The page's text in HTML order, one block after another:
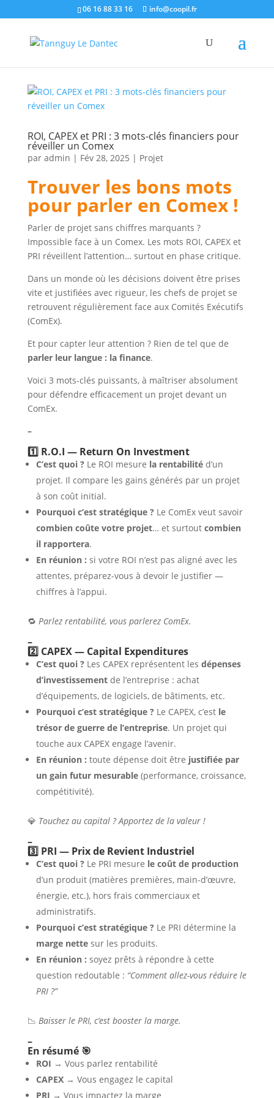
06 16 88 33 16 info@coopil.fr
ROI, CAPEX et PRI : 3 mots-clés financiers pour
réveiller un Comex
par admin | Fév 28, 2025 | Projet
Trouver les bons mots
pour parler en Comex !
Parler de projet sans chiffres marquants ?
Impossible face à un Comex. Les mots ROI, CAPEX et
PRI réveillent l’attention… surtout en phase critique.
Dans un monde où les décisions doivent être prises
vite et justifiées avec rigueur, les chefs de projet se
retrouvent régulièrement face aux Comités Exécutifs
(ComEx).
Et pour capter leur attention ? Rien de tel que de
parler leur langue : la finance.
Voici 3 mots-clés puissants, à maîtriser absolument
pour défendre efficacement un projet devant un
ComEx.
–
1️⃣ R.O.I — Return On Investment
C’est quoi ?Le ROI mesure la rentabilitéd’un
projet. Il compare les gains générés par un projet
à son coût initial.
Pourquoi c’est stratégique ?Le ComEx veut savoir
combien coûte votre projet… et surtout combien
il rapportera.
En réunion : si votre ROI n’est pas aligné avec les
attentes, préparez-vous à devoir le justifier —
chiffres à l’appui.
🔁 Parlez rentabilité, vous parlerez ComEx.
–
2️⃣ CAPEX — Capital Expenditures
C’est quoi ?Les CAPEX représentent les dépenses
d’investissementde l’entreprise : achat
d’équipements, de logiciels, de bâtiments, etc.
Pourquoi c’est stratégique ?Le CAPEX, c’est le
trésor de guerre de l’entreprise. Un projet qui
touche aux CAPEX engage l’avenir.
En réunion : toute dépense doit être justifiée par
un gain futur mesurable(performance, croissance,
compétitivité).
💎 Touchez au capital ? Apportez de la valeur !
–
3️⃣ PRI — Prix de Revient Industriel
C’est quoi ?Le PRI mesure le coût de production
d’un produit (matières premières, main-d’œuvre,
énergie, etc.), hors frais commerciaux et
administratifs.
Pourquoi c’est stratégique ?Le PRI détermine la
marge nettesur les produits.
En réunion : soyez prêts à répondre à cette
question redoutable : “Comment allez-vous réduire le
PRI ?”
📉 Baisser le PRI, c’est booster la marge.
–
En résumé 🎯
ROI → Vous parlez rentabilité
CAPEX→ Vous engagez le capital
PRI → Vous impactez la marge